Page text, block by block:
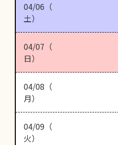
04/06（
土）
04/07（
日）
04/08（
月）
04/09（
火）